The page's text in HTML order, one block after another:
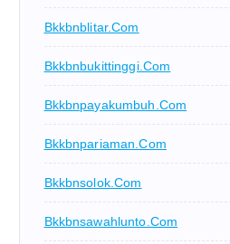
Bkkbnblitar.com
Bkkbnbukittinggi.com
Bkkbnpayakumbuh.com
Bkkbnpariaman.com
Bkkbnsolok.com
Bkkbnsawahlunto.com